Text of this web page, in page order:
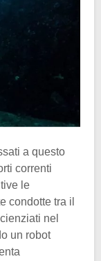
a questo
correnti
le
condotte tra il
nel
un robot